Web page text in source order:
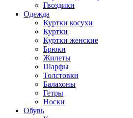
Гвоздики
Одежда
Куртки косухи
Куртки
Куртки женские
Брюки
Жилеты
Шарфы
Толстовки
Балахоны
Гетры
Носки
Обувь